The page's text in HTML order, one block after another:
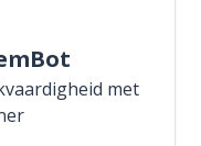
met